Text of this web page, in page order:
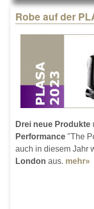
Robe auf der
Drei neue Produkte
Performance "The
auch in diesem Jahr
London aus. mehr»